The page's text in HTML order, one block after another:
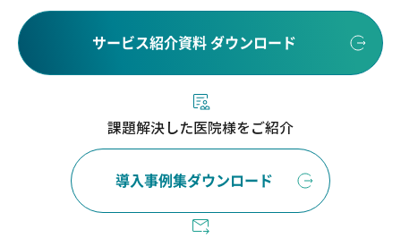
サービス紹介資料 ダウンロード
課題解決した医院様をご紹介
導入事例集ダウンロード